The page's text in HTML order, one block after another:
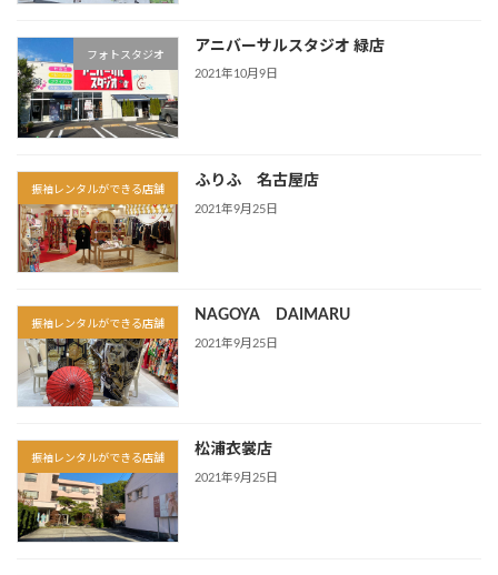
フォトスタジオ
アニバーサルスタジオ 緑店
2021年10月9日
振袖レンタルができる店舗
ふりふ 名古屋店
2021年9月25日
振袖レンタルができる店舗
NAGOYA DAIMARU
2021年9月25日
振袖レンタルができる店舗
松浦衣裳店
2021年9月25日